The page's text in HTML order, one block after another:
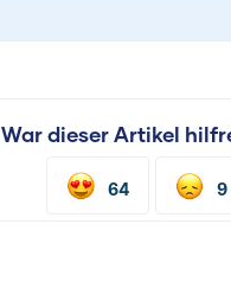
War dieser Artikel
64 9